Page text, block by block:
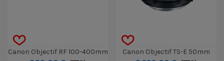
Canon Objectif RF 100-400mm
Canon Objectif TS-E 50mm